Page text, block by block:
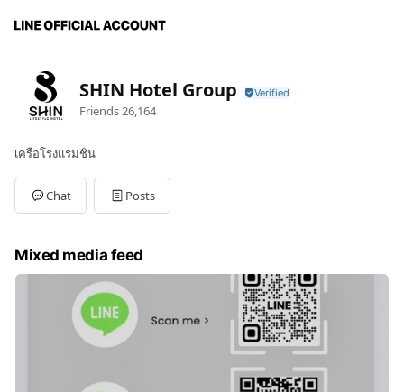
SHIN Hotel Group
Friends 26,164
เครือโรงแรมชิน
Chat Posts
Mixed media feed